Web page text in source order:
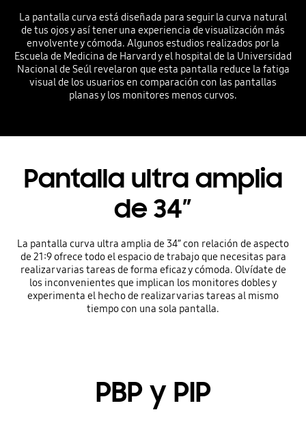
La pantalla curva está diseñada para seguir la curva natural
de tus ojos y así tener una experiencia de visualización más
envolvente y cómoda. Algunos estudios realizados por la
Escuela de Medicina de Harvard y el hospital de la Universidad
Nacional de Seúl revelaron que esta pantalla reduce la fatiga
visual de los usuarios en comparación con las pantallas
planas y los monitores menos curvos.
Pantalla ultra amplia
de 34”
La pantalla curva ultra amplia de 34” con relación de aspecto
de 21:9 ofrece todo el espacio de trabajo que necesitas para
realizar varias tareas de forma eficaz y cómoda. Olvídate de
los inconvenientes que implican los monitores dobles y
experimenta el hecho de realizar varias tareas al mismo
tiempo con una sola pantalla.
PBP y PIP